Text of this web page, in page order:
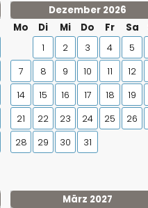
Dezember 2026
Mo
Di Mi Do Fr Sa
1 2 3 4 5
7
8 9 10 11 12
14
15 16 17 18 19
21
22 23 24 25 26
28
29 30 31
März 2027